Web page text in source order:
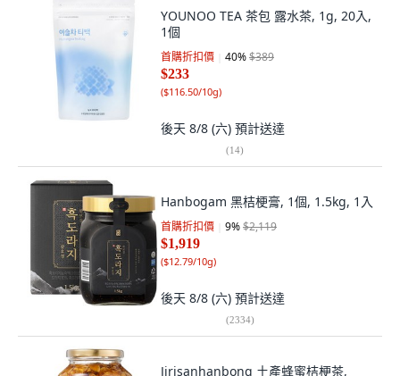
YOUNOO TEA 茶包 露水茶, 1g, 20入,
1個
首購折扣價 40%$389
$233
($116.50/10g)
後天 8/8 (六) 預計送達
(14)
Hanbogam 黑桔梗膏, 1個, 1.5kg, 1入
首購折扣價 9%$2,119
$1,919
($12.79/10g)
後天 8/8 (六) 預計送達
(2334)
Jirisanhanbong 土產蜂蜜桔梗茶,